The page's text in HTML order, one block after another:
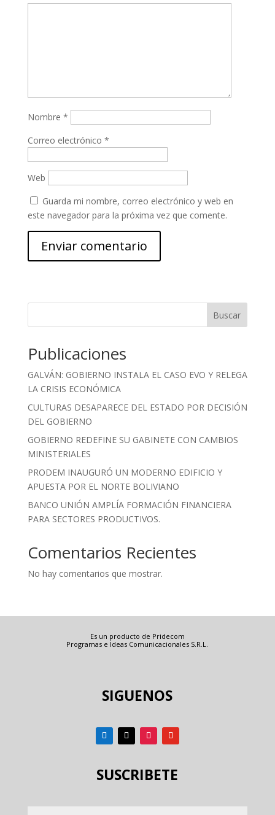
Nombre *
Correo electrónico *
Web
Guarda mi nombre, correo electrónico y web en
este navegador para la próxima vez que comente.
Buscar
Publicaciones
GALVÁN: GOBIERNO INSTALA EL CASO EVO Y RELEGA
LA CRISIS ECONÓMICA
CULTURAS DESAPARECE DEL ESTADO POR DECISIÓN
DEL GOBIERNO
GOBIERNO REDEFINE SU GABINETE CON CAMBIOS
MINISTERIALES
PRODEM INAUGURÓ UN MODERNO EDIFICIO Y
APUESTA POR EL NORTE BOLIVIANO
BANCO UNIÓN AMPLÍA FORMACIÓN FINANCIERA
PARA SECTORES PRODUCTIVOS.
Comentarios Recientes
No hay comentarios que mostrar.
Es un producto de Pridecom
Programas e Ideas Comunicacionales S.R.L.
SIGUENOS
SUSCRIBETE